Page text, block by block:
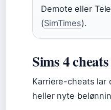
Demote eller
(SimTimes).
Sims 4
Karriere-cheats lar
heller nyte